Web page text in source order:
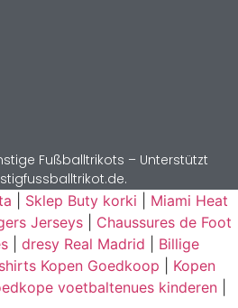
Fußballtrikots – Unterstützt
Sklep Buty korki
Miami Heat
Jerseys
Chaussures de Foot
dresy Real Madrid
Billige
Kopen Goedkoop
Kopen
voetbaltenues kinderen